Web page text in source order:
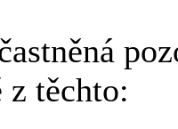
z těchto: